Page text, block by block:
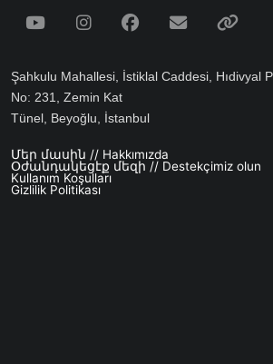
Social Media
YoutubeInstagramFacebook
Email
Şahkulu Mahallesi, İstiklal Caddesi, Hıdivyal
No: 231, Zemin Kat
Tünel, Beyoğlu, İstanbul
Footer menu
Մեր մասին // Hakkımızda
Օժանդակեցէք մեզի // Destekçimiz olun
Kullanım Koşulları
Gizlilik Politikası